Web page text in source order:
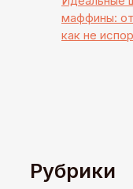
маффины:
как не
Рубрики